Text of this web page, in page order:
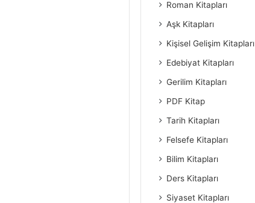
Roman Kitapları
Aşk Kitapları
Kişisel Gelişim Kitapları
Edebiyat Kitapları
Gerilim Kitapları
PDF Kitap
Tarih Kitapları
Felsefe Kitapları
Bilim Kitapları
Ders Kitapları
Siyaset Kitapları